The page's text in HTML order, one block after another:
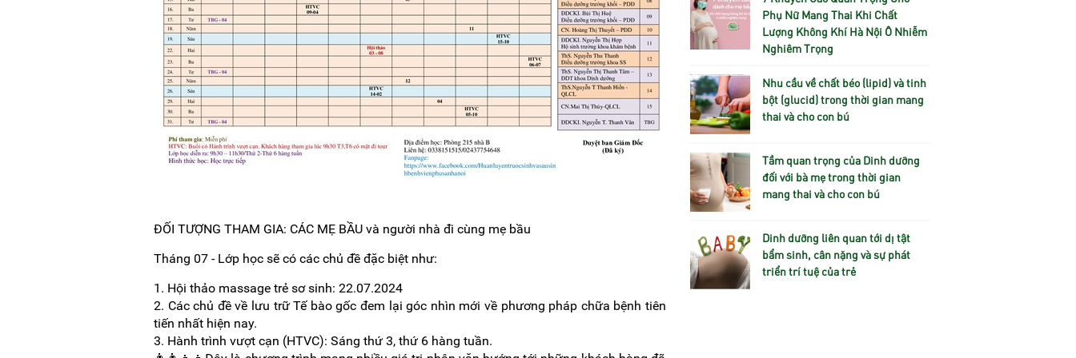
ĐỐI TƯỢNG THAM GIA: CÁC MẸ BẦU và người nhà đi cùng mẹ bầu
Tháng 07 - Lớp học sẽ có các chủ đề đặc biệt như:
1. Hội thảo massage trẻ sơ sinh: 22.07.2024
2. Các chủ đề về lưu trữ Tế bào gốc đem lại góc nhìn mới về phương pháp chữa bệnh tiên
tiến nhất hiện nay.
3. Hành trình vượt cạn (HTVC): Sáng thứ 3, thứ 6 hàng tuần.
Phụ Nữ Mang Thai Khi Chất
Lượng Không Khí Hà Nội Ô Nhiễm
Nghiêm Trọng
Nhu cầu về chất béo (lipid) và tinh
bột (glucid) trong thời gian mang
thai và cho con bú
Tầm quan trọng của Dinh dưỡng
đối với bà mẹ trong thời gian
mang thai và cho con bú
Dinh dưỡng liên quan tới dị tật
bẩm sinh, cân nặng và sự phát
triển trí tuệ của trẻ